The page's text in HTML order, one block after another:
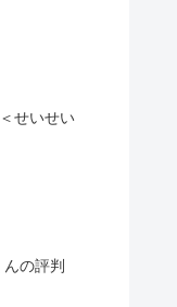
せいせい
の評判